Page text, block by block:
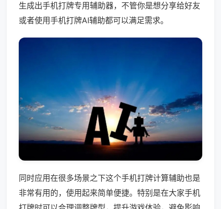
生成出手机打牌专用辅助器，不管你是想分享给好友
或者使用手机打牌AI辅助都可以满足需求。
同时应用在很多场景之下这个手机打牌计算辅助也是
非常有用的，使用起来简单便捷。特别是在大家手机